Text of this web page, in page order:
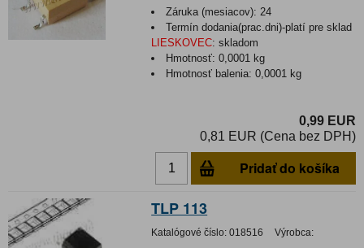
Záruka (mesiacov): 24
Termín dodania(prac.dni)-platí pre sklad
LIESKOVEC: skladom
Hmotnosť:0,0001 kg
Hmotnosť balenia:0,0001 kg
0,99 EUR
0,81 EUR (Cena bez DPH)
Pridať do košíka
TLP 113
Katalógové číslo: 018516 Výrobca: